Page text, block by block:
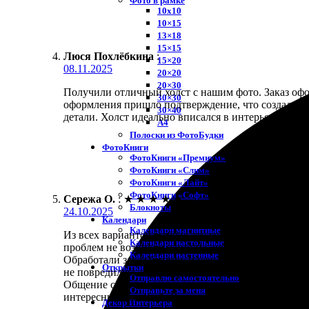
10х10
10×15
13×18
15×15
15×20
20×20
20×30
30×30
30×40
A4
Полоски из ФотоБудки
ФотоКниги
ФотоКниги «Премиум»
ФотоКниги «Слим»
ФотоКниги «Лайт»
ФотоКниги «Софт»
Блокноты
Календари
Календари магнитные
Календари настольные
Календари настенные
Открытки
Отправлю самостоятельно
Отправьте за меня
Декор Интерьера
Люся Похлёбкина :
08.11.2025
Получили отличный холст с нашим фото. Заказ
оформления пришло подтверждение, что создали
детали. Холст идеально вписался в интерьер.
Сережа О. : ★ ★ ★ ★ ★
24.10.2025
Из всех вариантов выбрал эту компанию для
проблем не возникло, система дружелюбная.
Обработали заказ быстро, и уже через несколько
не повредилось в дороге.
Общение с сотрудниками на уровне: вежливые,
интересных решений. Все выполнено качественно